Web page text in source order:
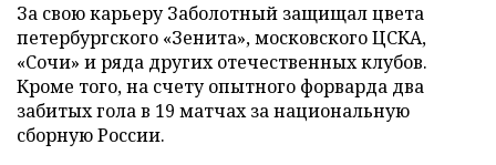
За свою карьеру Заболотный защищал цвета
петербургского «Зенита», московского ЦСКА,
«Сочи» и ряда других отечественных клубов.
Кроме того, на счету опытного форварда два
забитых гола в 19 матчах за национальную
сборную России.